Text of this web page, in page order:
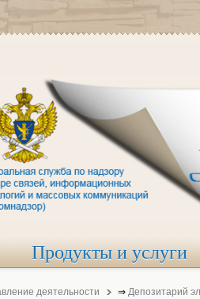
Продукты и услуги
деятельности ⇒ Депозитарий